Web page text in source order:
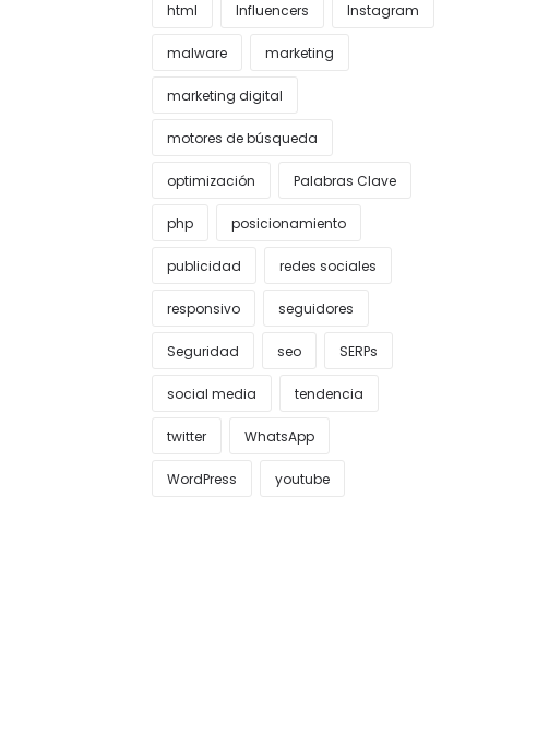
html Influencers Instagram
malware marketing
marketing digital
motores de búsqueda
optimización Palabras Clave
php posicionamiento
publicidad redes sociales
responsivo seguidores
Seguridad seo SERPs
social media tendencia
twitter WhatsApp
WordPress youtube